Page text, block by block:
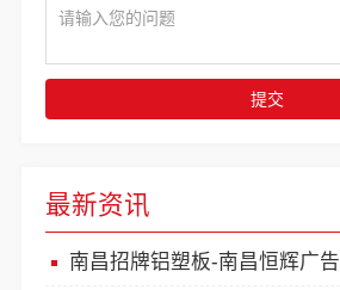
最新资讯
南昌招牌铝塑板-南昌恒辉广告
提交